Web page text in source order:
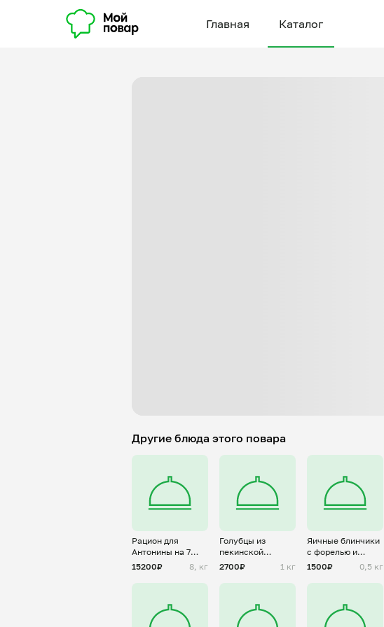
Главная Каталог
Другие блюда этого повара
Рацион для
Антонины на 7
дней
15200₽ 8, кг
Голубцы из
пекинской
капусты с
2700₽ 1 кг
Яичные блинчики
с форелью и
творожным
1500₽ 0,5 кг